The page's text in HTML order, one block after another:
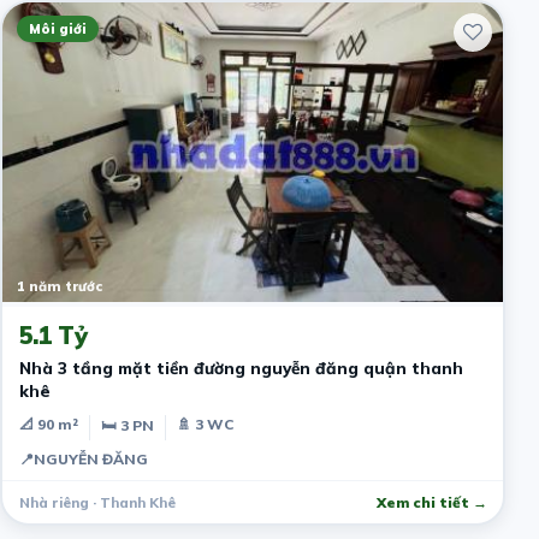
Môi giới
1 năm trước
5.1 Tỷ
Nhà 3 tầng mặt tiền đường nguyễn đăng quận thanh
khê
📐 90 m² 🛏 3 PN
🚿 3 WC
📍NGUYỄN ĐĂNG
Nhà riêng · Thanh Khê Xem chi tiết →